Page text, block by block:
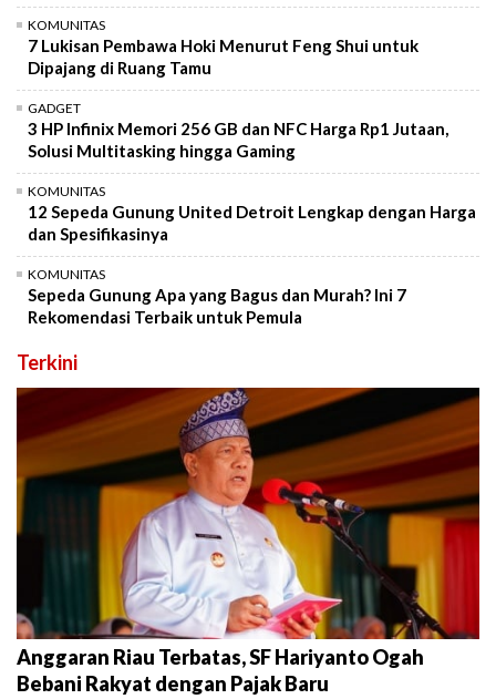
KOMUNITAS
7 Lukisan Pembawa Hoki Menurut Feng Shui untuk
Dipajang di Ruang Tamu
GADGET
3 HP Infinix Memori 256 GB dan NFC Harga Rp1 Jutaan,
Solusi Multitasking hingga Gaming
KOMUNITAS
12 Sepeda Gunung United Detroit Lengkap dengan Harga
dan Spesifikasinya
KOMUNITAS
Sepeda Gunung Apa yang Bagus dan Murah? Ini 7
Rekomendasi Terbaik untuk Pemula
Terkini
Anggaran Riau Terbatas, SF Hariyanto Ogah
Bebani Rakyat dengan Pajak Baru